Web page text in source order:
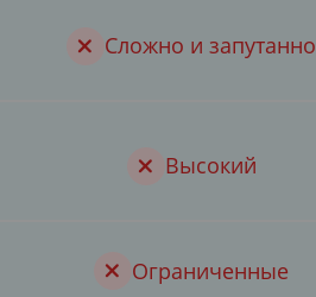
Сложно и запутанно
Высокий
Ограниченные